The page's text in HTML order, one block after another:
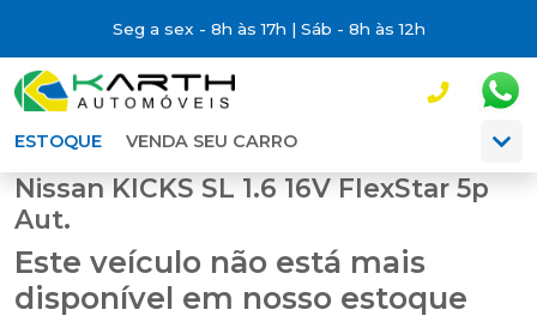
Seg a sex - 8h às 17h | Sáb - 8h às 12h
ESTOQUE VENDA SEU CARRO
Nissan KICKS SL 1.6 16V FlexStar 5p
Aut.
Este veículo não está mais
disponível em nosso estoque